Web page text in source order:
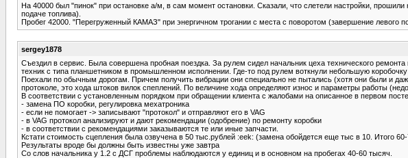
На 40000 был "пинок" при остановке а/м, в сам момент остановки. Сказали, что слетели настройки,
подаче топлива).
Пробег 42000. "Перегруженный КАМАЗ" при энергичном трогании с места с поворотом (завершение левого
sergey1878
Съездил в сервис. Была совершена пробная поездка. За рулем сидел начальник цеха технического
техник с типа планшетником в промышленном исполнении. Где-то под рулем воткнули небольшую
Поехали по обычным дорогам. Причем получить вибрации они специально не пытались (хотя они были и
протоколе, это хода штоков вилок спеплений. По величине хода определяют износ и параметры работы
В соответствии с установленным порядком при обращении клиента с жалобами на описанное в первом
- замена ПО коробки, регулировка мехатроника
- если не помогает -> записывают "протокол" и отправляют его в VAG
- в VAG протокол анализируют и дают рекомендации (одобрение) по ремонту коробки
- в соответствии с рекомендациями заказываются те или иные запчасти.
Кстати стоимость сцепления была озвучена в 50 тыс.рублей :eek: (замена обойдется еще тыс в 10. Итого
Результаты вроде бы должны быть известны уже завтра
Со слов начальника у 1.2 с ДСГ проблемы наблюдаются у единиц и в основном на пробегах 40-60 тысяч.